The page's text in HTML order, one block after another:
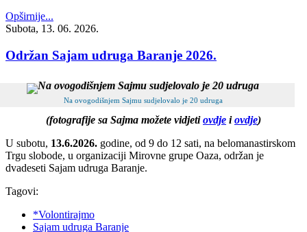
Opširnije...
Subota, 13. 06. 2026.
Održan Sajam udruga Baranje 2026.
Na ovogodišnjem Sajmu sudjelovalo je 20 udruga
(fotografije sa Sajma možete vidjetiovdje iovdje)
U subotu, 13.6.2026. godine, od 9 do 12 sati, na belomanastirskom
Trgu slobode, u organizaciji Mirovne grupe Oaza, održan je
dvadeseti Sajam udruga Baranje.
Tagovi:
*Volontirajmo
Sajam udruga Baranje